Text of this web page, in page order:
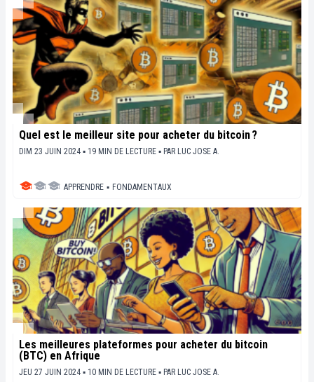
Quel est le meilleur site pour acheter du bitcoin ?
DIM 23 JUIN 2024 ▪ 19 MIN DE LECTURE ▪ PAR LUC JOSE A.
APPRENDRE ▪ FONDAMENTAUX
Les meilleures plateformes pour acheter du bitcoin
(BTC) en Afrique
JEU 27 JUIN 2024 ▪ 10 MIN DE LECTURE ▪ PAR LUC JOSE A.